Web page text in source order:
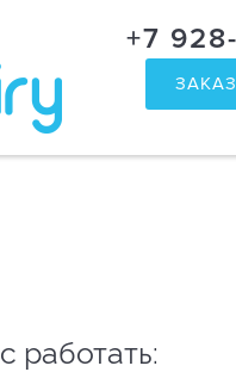
+7
работать: